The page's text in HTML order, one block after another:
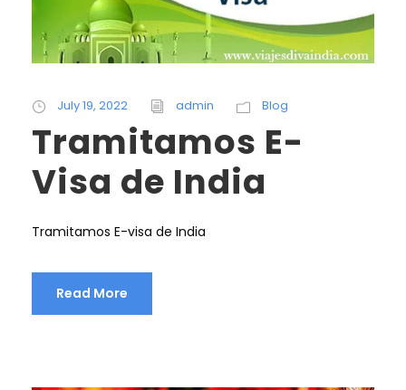
July 19, 2022 admin Blog
Tramitamos E-
Visa de India
Tramitamos E-visa de India
Read More